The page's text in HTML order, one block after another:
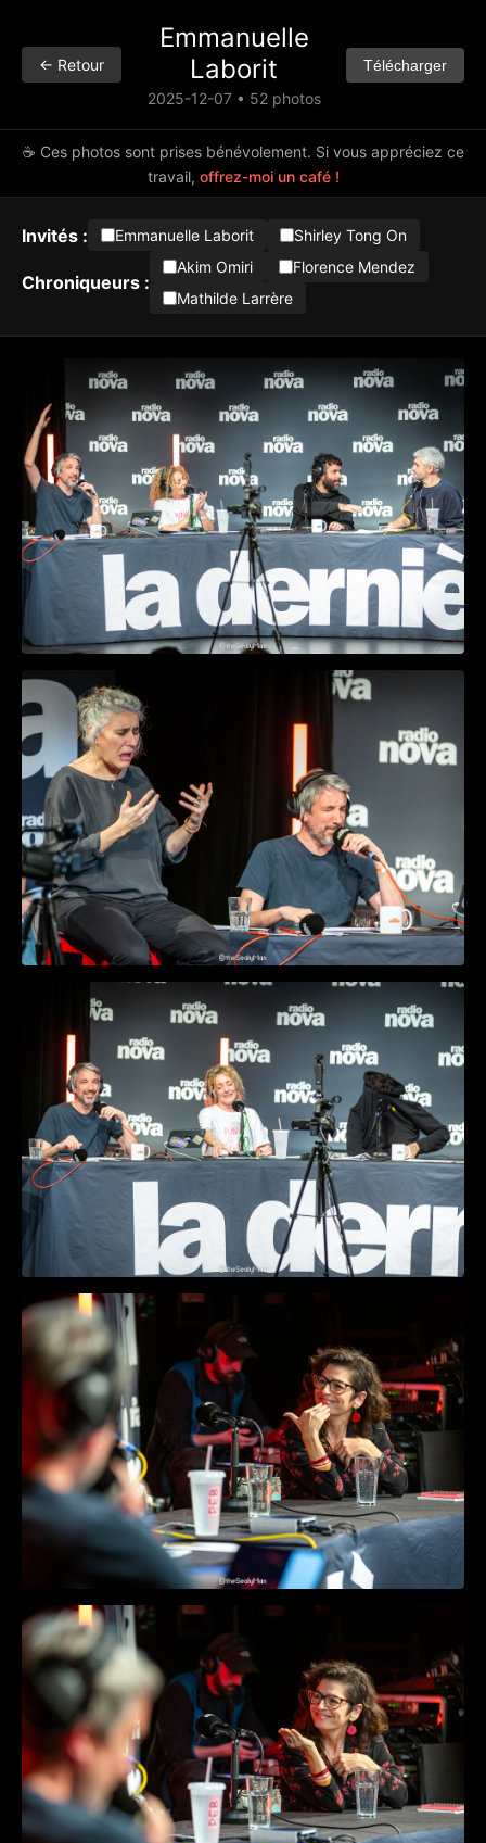
← Retour
Emmanuelle
Laborit
2025-12-07 • 52 photos
Télécharger
☕ Ces photos sont prises bénévolement. Si vous appréciez ce
travail, offrez-moi un café !
Invités : Emmanuelle Laborit Shirley Tong On
Chroniqueurs :
Akim Omiri
Florence Mendez
Mathilde Larrère